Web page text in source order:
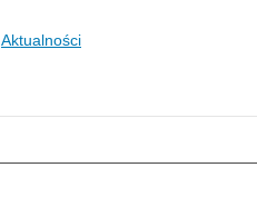
Aktualności